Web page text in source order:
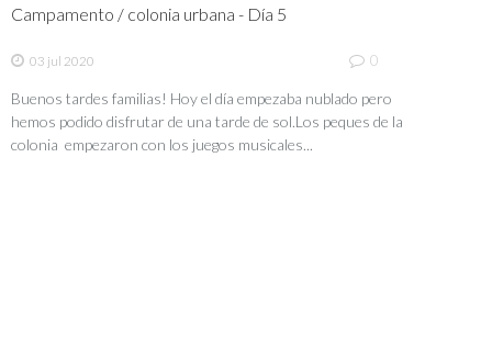
Campamento / colonia urbana - Día 5
03 jul 2020 0
Buenos tardes familias! Hoy el día empezaba nublado pero
hemos podido disfrutar de una tarde de sol.Los peques de la
colonia empezaron con los juegos musicales...